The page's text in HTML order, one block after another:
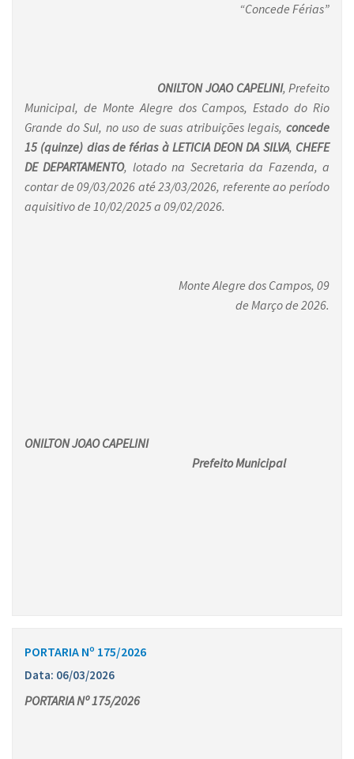
“Concede Férias”
ONILTON JOAO CAPELINI, Prefeito
Municipal, de Monte Alegre dos Campos, Estado do Rio
Grande do Sul, no uso de suas atribuições legais, concede
15 (quinze) dias de férias à LETICIA DEON DA SILVA, CHEFE
DE DEPARTAMENTO, lotado na Secretaria da Fazenda, a
contar de 09/03/2026 até 23/03/2026, referente ao período
aquisitivo de 10/02/2025 a 09/02/2026.
Monte Alegre dos Campos, 09
de Março de 2026.
ONILTON JOAO CAPELINI
Prefeito Municipal
PORTARIA Nº 175/2026
Data: 06/03/2026
PORTARIA Nº 175/2026